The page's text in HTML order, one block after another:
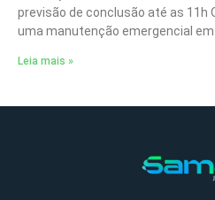
previsão de conclusão até as 11h
uma manutenção emergencial em
Leia mais »